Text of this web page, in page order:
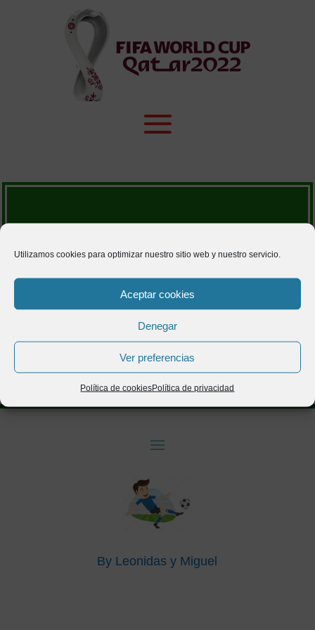
Utilizamos cookies para optimizar nuestro sitio web y nuestro servicio.
Aceptar cookies
Denegar
Ver preferencias
Política de cookiesPolítica de privacidad
PARTICIPANTES
By Leonidas y Miguel